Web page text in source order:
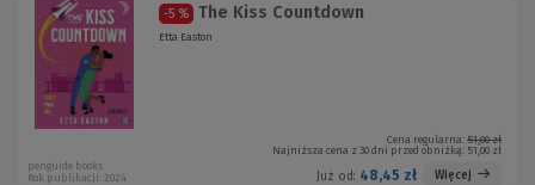
-5 % The Kiss Countdown
Etta Easton
Cena regularna: 51,00 zł
Najniższa cena z 30 dni przed obniżką: 51,00 zł
Już od: 48,45 zł Więcej
penguide books
Rok publikacji: 2024